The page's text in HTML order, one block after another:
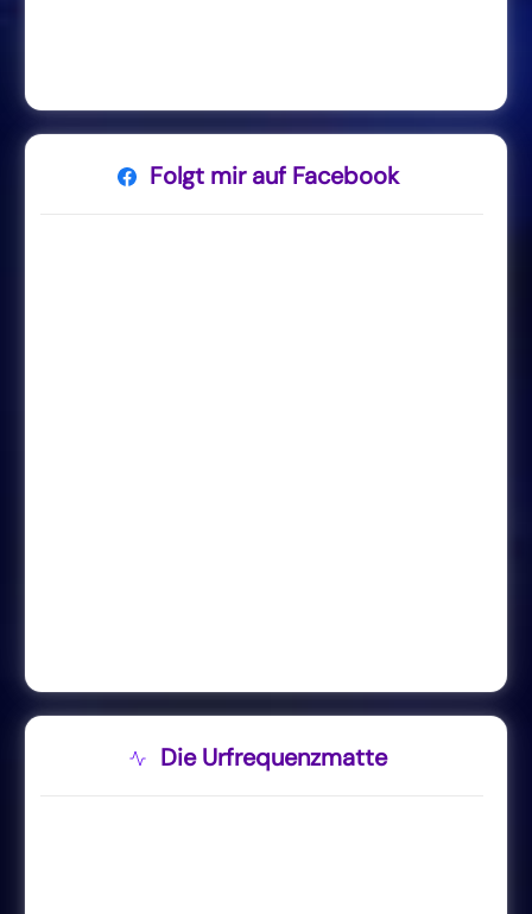
Folgt mir auf Facebook
Die Urfrequenzmatte